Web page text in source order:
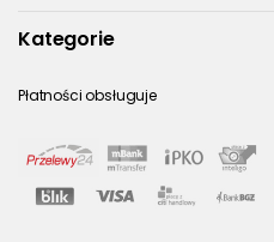
Kategorie
Płatności obsługuje